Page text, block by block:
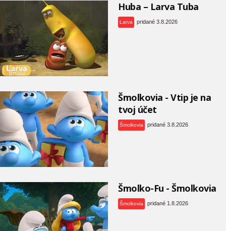
Huba – Larva Tuba
Larva pridané 3.8.2026
Šmolkovia - Vtip je na
tvoj účet
Šmolkovia pridané 3.8.2026
Šmolko-Fu - Šmolkovia
Šmolkovia pridané 1.8.2026